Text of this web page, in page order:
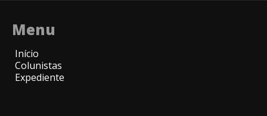
Menu
Início
Colunistas
Expediente